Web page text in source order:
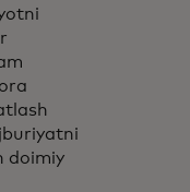
doimiy